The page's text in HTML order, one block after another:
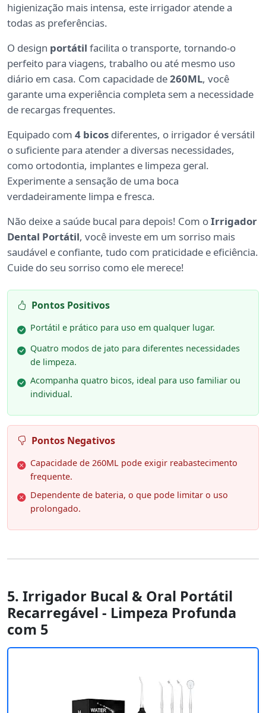
higienização mais intensa, este irrigador atende a
todas as preferências.
O design portátil facilita o transporte, tornando-o
perfeito para viagens, trabalho ou até mesmo uso
diário em casa. Com capacidade de260ML, você
garante uma experiência completa sem a necessidade
de recargas frequentes.
Equipado com 4 bicos diferentes, o irrigador é versátil
o suficiente para atender a diversas necessidades,
como ortodontia, implantes e limpeza geral.
Experimente a sensação de uma boca
verdadeiramente limpa e fresca.
Não deixe a saúde bucal para depois! Com oIrrigador
Dental Portátil, você investe em um sorriso mais
saudável e confiante, tudo com praticidade e eficiência.
Cuide do seu sorriso como ele merece!
Pontos Positivos
Portátil e prático para uso em qualquer lugar.
Quatro modos de jato para diferentes necessidades
de limpeza.
Acompanha quatro bicos, ideal para uso familiar ou
individual.
Pontos Negativos
Capacidade de 260ML pode exigir reabastecimento
frequente.
Dependente de bateria, o que pode limitar o uso
prolongado.
5. Irrigador Bucal & Oral Portátil
Recarregável - Limpeza Profunda
com 5